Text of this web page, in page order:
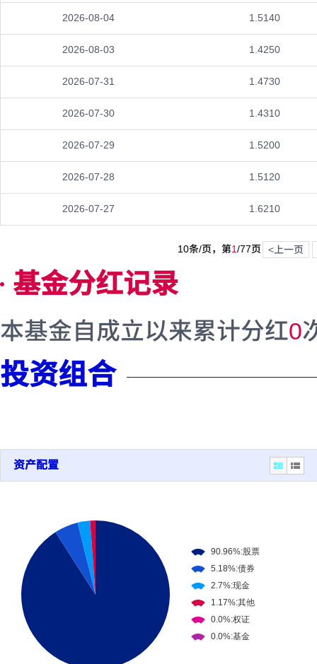
2026-08-04 1.5140
2026-08-03 1.4250
2026-07-31 1.4730
2026-07-30 1.4310
2026-07-29 1.5200
2026-07-28 1.5120
2026-07-27 1.6210
10条/页，第1/77页 <上一页
基金分红记录
本基金自成立以来累计分红0
投资组合
资产配置